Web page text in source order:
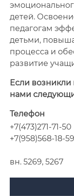
Если возникли
нами
Телефон
+7(473)271-71-50
+7(958)568-18-59
вн. 5269, 5267
детей.
педагогам
детьми,
процесса и
развитие